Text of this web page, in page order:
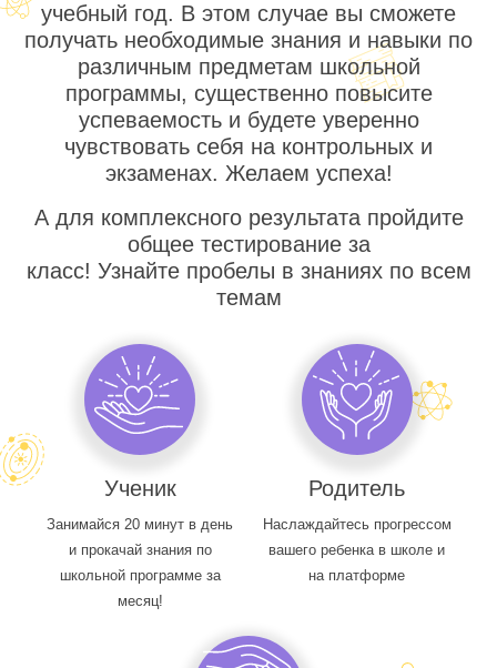
учебный год. В этом случае вы сможете
получать необходимые знания и навыки по
различным предметам школьной
программы, существенно повысите
успеваемость и будете уверенно
чувствовать себя на контрольных и
экзаменах. Желаем успеха!
А для комплексного результата пройдите
общее тестирование за
класс! Узнайте пробелы в знаниях по всем
темам
Ученик
Занимайся 20 минут в день
и прокачай знания по
школьной программе за
месяц!
Родитель
Наслаждайтесь прогрессом
вашего ребенка в школе и
на платформе